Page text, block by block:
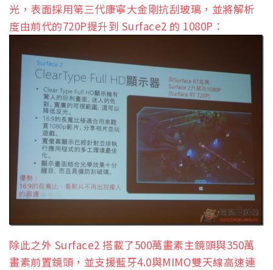
光，表面採用第三代康寧大金剛抗刮玻璃，並將解析
度由前代的720P提升到 Surface2 的 1080P：
除此之外 Surface2 搭載了500萬畫素主鏡頭與350萬
畫素前置鏡頭，並支援藍牙4.0與MIMO雙天線高速連